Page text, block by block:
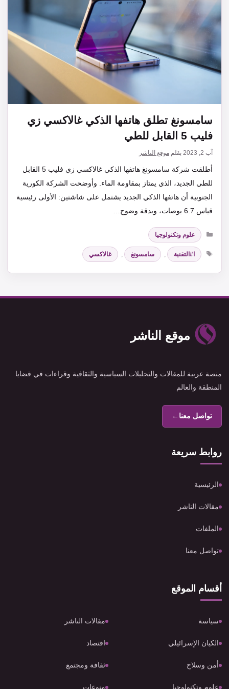
سامسونغ تطلق هاتفها الذكي غالاكسي زي
فليب 5 القابل للطي
آب 2, 2023 بقلم موقع الناشر
أطلقت شركة سامسونغ هاتفها الذكي غالاكسي زي فليب 5 القابل
للطي الجديد، الذي يمتاز بمقاومة الماء. وأوضحت الشركة الكورية
الجنوبية أن هاتفها الذكي الجديد يشتمل على شاشتين: الأولى رئيسية
قياس 6.7 بوصات، وبدقة وضوح…
التصنيفات
علوم وتكنولوجيا
الوسوم
ا#التقنية سامسونغ غالاكسي
موقع الناشر
منصة عربية للمقالات والتحليلات السياسية والثقافية وقراءات في قضايا
المنطقة والعالم
تواصل معنا←
روابط سريعة
الرئيسية
مقالات الناشر
الملفات
تواصل معنا
أقسام الموقع
سياسة مقالات الناشر
الكيان الإسرائيلي اقتصاد
أمن وسلاح ثقافة ومجتمع
علوم وتكنولوجيا منوعات